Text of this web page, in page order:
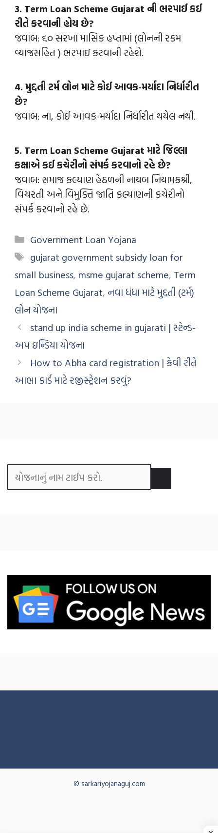
3. Term Loan Scheme Gujarat ની ભરપાઈ કઈ
રીતે કરવાની હોય છે?
જવાબ: ૬૦ સરખા માસિક હપ્‍તામાં (લોનની રકમ
વ્‍યાજસહિત ) ભરપાઇ કરવાની રહેશે.
4. મુદ્દતી ટર્મ લોન માટે કોઈ આવક-મર્યાદા નિર્ધારીત
છે?
જવાબ: ના, કોઈ આવક-મર્યાદા નિર્ધારીત થયેલ નથી.
5. Term Loan Scheme Gujarat માટે જિલ્લા
કક્ષાએ કઈ કચેરીનો સંપર્ક કરવાનો રહે છે?
જવાબ: સમાજ કલ્યાણ હેઠળની નાયબ નિયામકશ્રી,
વિચરતી અને વિમુક્તિ જાતિ કલ્યાણની કચેરીનો
સંપર્ક કરવાનો રહે છે.
Government Loan Yojana
gujarat government subsidy loan for
small business, msme gujarat scheme, Term
Loan Scheme Gujarat, નવા ધંધા માટે મુદ્દતી (ટર્મ)
લોન યોજના
stand up india scheme in gujarati | સ્ટેન્ડ-
અપ ઇન્ડિયા યોજના
How to Abha card registration | કેવી રીતે
આભા કાર્ડ માટે રજીસ્ટ્રેશન કરવું?
© sarkariyojanaguj.com